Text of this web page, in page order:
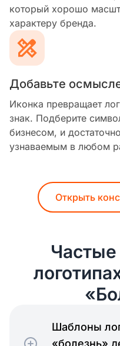
который хорошо
характеру бренда.
Добавьте
Иконка превращает
знак. Подберите
бизнесом, и
узнаваемым в любом
Открыть
Шаблоны
«болезнь»